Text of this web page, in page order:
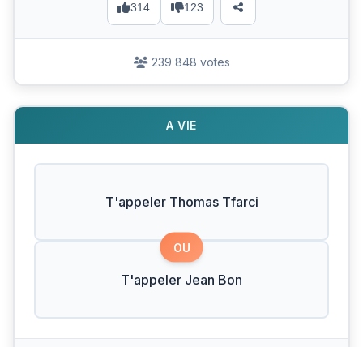
314 123
239 848 votes
A VIE
T'appeler Thomas Tfarci
OU
T'appeler Jean Bon